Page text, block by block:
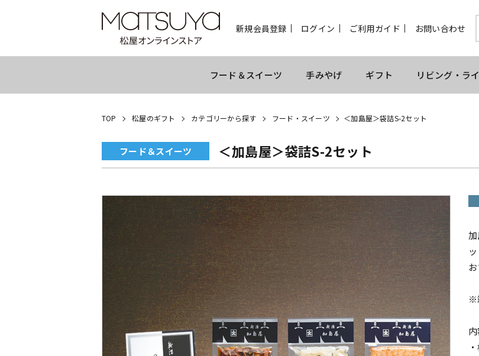
新規会員登録 ログイン ご利用ガイド お問い合わせ
フード＆スイーツ 手みやげ ギフト リビング・ラ
TOP 松屋のギフト カテゴリーから探す フード・スイーツ ＜加島屋＞袋詰S-2セット
フード＆スイーツ ＜加島屋＞袋詰S-2セット
※
内